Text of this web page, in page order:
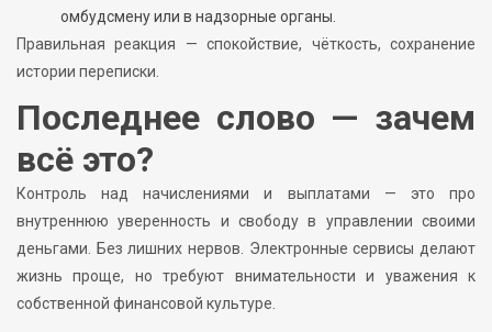
омбудсмену или в надзорные органы.
Правильная реакция — спокойствие, чёткость, сохранение
истории переписки.
Последнее слово — зачем
всё это?
Контроль над начислениями и выплатами — это про
внутреннюю уверенность и свободу в управлении своими
деньгами. Без лишних нервов. Электронные сервисы делают
жизнь проще, но требуют внимательности и уважения к
собственной финансовой культуре.